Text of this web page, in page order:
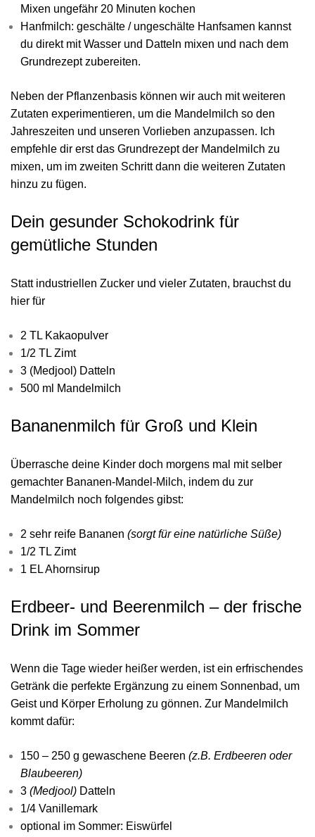
Mixen ungefähr 20 Minuten kochen
Hanfmilch: geschälte / ungeschälte Hanfsamen kannst
du direkt mit Wasser und Datteln mixen und nach dem
Grundrezept zubereiten.
Neben der Pflanzenbasis können wir auch mit weiteren
Zutaten experimentieren, um die Mandelmilch so den
Jahreszeiten und unseren Vorlieben anzupassen. Ich
empfehle dir erst das Grundrezept der Mandelmilch zu
mixen, um im zweiten Schritt dann die weiteren Zutaten
hinzu zu fügen.
Dein gesunder Schokodrink für
gemütliche Stunden
Statt industriellen Zucker und vieler Zutaten, brauchst du
hier für
2 TL Kakaopulver
1/2 TL Zimt
3 (Medjool) Datteln
500 ml Mandelmilch
Bananenmilch für Groß und Klein
Überrasche deine Kinder doch morgens mal mit selber
gemachter Bananen-Mandel-Milch, indem du zur
Mandelmilch noch folgendes gibst:
2 sehr reife Bananen (sorgt für eine natürliche Süße)
1/2 TL Zimt
1 EL Ahornsirup
Erdbeer- und Beerenmilch – der frische
Drink im Sommer
Wenn die Tage wieder heißer werden, ist ein erfrischendes
Getränk die perfekte Ergänzung zu einem Sonnenbad, um
Geist und Körper Erholung zu gönnen. Zur Mandelmilch
kommt dafür:
150 – 250 g gewaschene Beeren (z.B. Erdbeeren oder
Blaubeeren)
3 (Medjool) Datteln
1/4 Vanillemark
optional im Sommer: Eiswürfel